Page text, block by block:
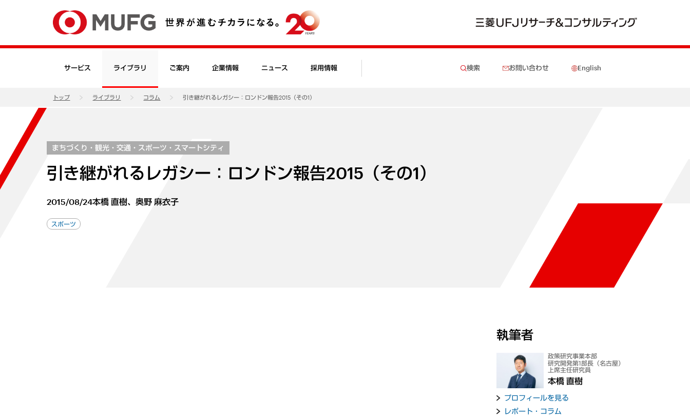
サービス ライブラリ ご案内 企業情報 ニュース 採用情報 検索 お問い合わせ English
トップ ライブラリ コラム 引き継がれるレガシー：ロンドン報告2015（その1）
まちづくり・観光・交通・スポーツ・スマートシティ
引き継がれるレガシー：ロンドン報告2015（その1）
2015/08/24本橋 直樹、奥野 麻衣子
スポーツ
執筆者
政策研究事業本部
研究開発第1部長（名古屋）
上席主任研究員
本橋 直樹
プロフィールを見る
レポート・コラム